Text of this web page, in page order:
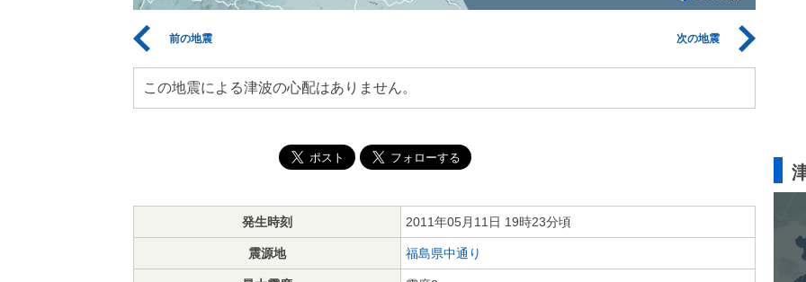
前の地震 次の地震
この地震による津波の心配はありません。
発生時刻 2011年05月11日 19時23分頃
震源地 福島県中通り